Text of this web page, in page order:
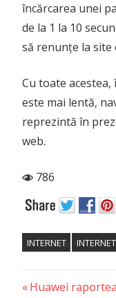
încărcarea unei
de la 1 la 10
să renunțe la site
Cu toate
este mai lentă,
reprezintă în
web.
786
INTERNET
Post
Previous
Huawei